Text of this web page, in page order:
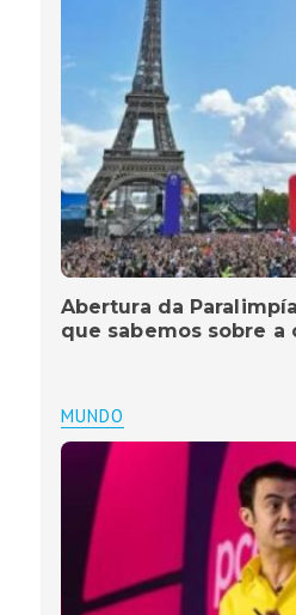
Abertura da
que sabemos sobre a
MUNDO